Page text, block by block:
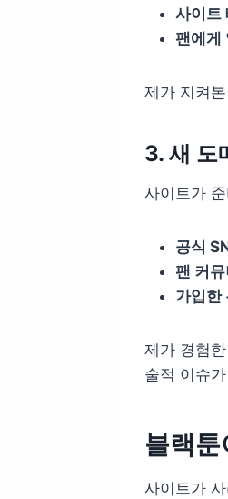
사이트
팬에게
제가 지켜
3. 새 도
사이트가
공식
팬 커
가입한
제가 경험
술적 이슈
블랙
사이트가